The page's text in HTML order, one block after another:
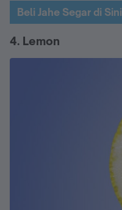
Beli Jahe Segar di Sini
4. Lemon